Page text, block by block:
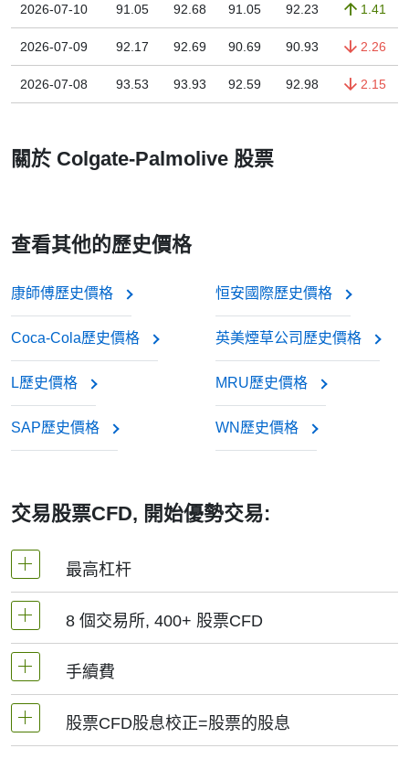
2026-07-10 91.05 92.68 91.05 92.23 1.41
2026-07-09 92.17 92.69 90.69 90.93 2.26
2026-07-08 93.53 93.93 92.59 92.98 2.15
關於 Colgate-Palmolive 股票
查看其他的歷史價格
康師傅歷史價格 恒安國際歷史價格
Coca-Cola歷史價格 英美煙草公司歷史價格
L歷史價格 MRU歷史價格
SAP歷史價格 WN歷史價格
交易股票CFD, 開始優勢交易:
最高杠杆
MetaTrader4和MetaTrader5 -1：20（保證金5%）
NetTradeX平臺，股票差價合約的杠杆為交易帳戶
8 個交易所, 400+ 股票CFD
我們提供超過400個股票CFD, 其來自於全球8個主
手續費
手續費為交易量0.1%起, 美股-0.02$/股, 加拿大股
股票CFD股息校正=股票的股息